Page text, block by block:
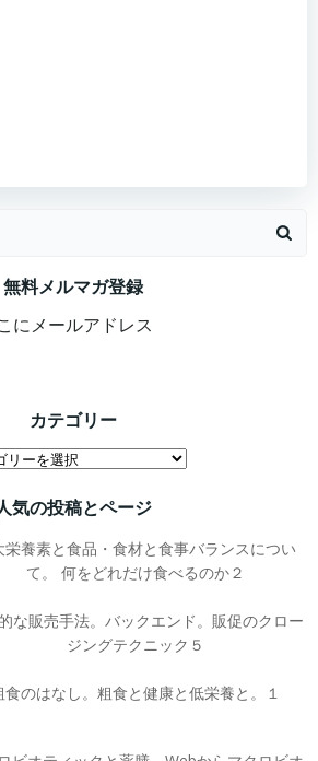
無料メルマガ登録
カテゴリー
気の投稿とページ
栄養素と食品・食材と食事バランスについ
て。 何をどれだけ食べるのか２
な販売手法。バックエンド。販促のクロー
ジングテクニック５
食のはなし。粗食と健康と低栄養と。１